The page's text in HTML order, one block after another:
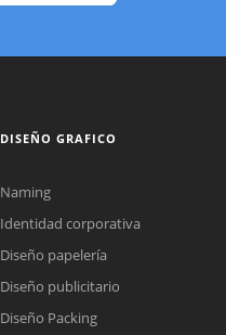
DISEÑO GRAFICO
Naming
Identidad corporativa
Diseño papelería
Diseño publicitario
Diseño Packing